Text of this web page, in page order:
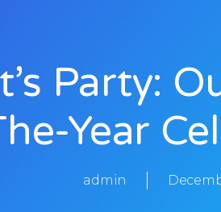
Party:
Year
admin